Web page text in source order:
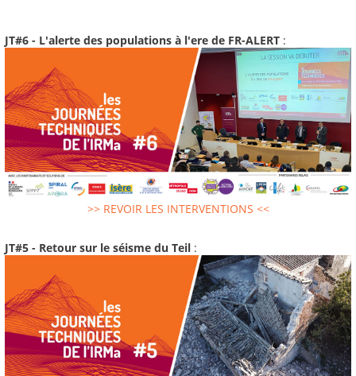
JT#6 - L'alerte des populations à l'ere de FR-ALERT :
>> REVOIR LES INTERVENTIONS <<
JT#5 - Retour sur le séisme du Teil :